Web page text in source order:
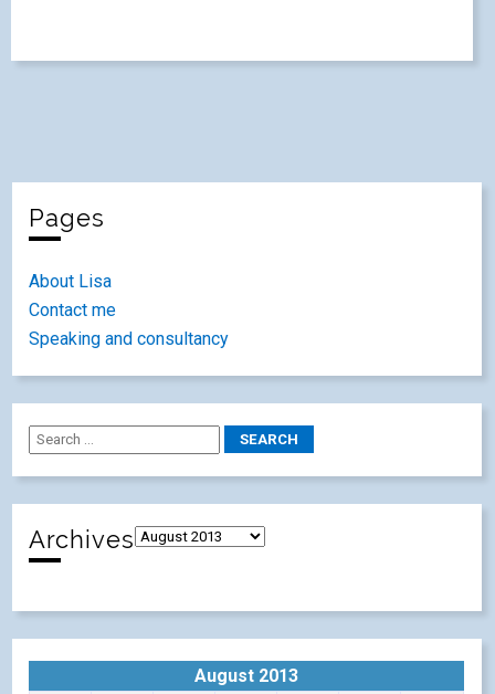
Pages
About Lisa
Contact me
Speaking and consultancy
Archives
August 2013